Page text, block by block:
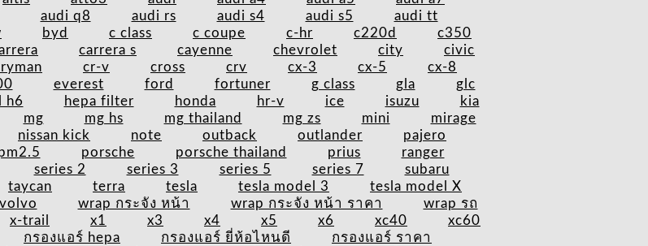
audi q8 audi rs audi s4 audi s5
audi tt
byd c class c coupe c-hr c220d
c350
carrera s cayenne chevrolet city
civic
cr-v cross crv cx-3 cx-5
cx-8
everest ford fortuner g class gla
glc
h6 hepa filter honda hr-v ice isuzu
kia
mg mg hs mg thailand mg zs mini
mirage
nissan kick note outback outlander
pajero
porsche porsche thailand prius
ranger
series 2 series 3 series 5 series 7
subaru
taycan terra tesla tesla model 3
tesla model X
volvo wrap กระจัง หน้า wrap กระจัง หน้า ราคา
wrap รถ
x-trail x1 x3 x4 x5 x6 xc40
xc60
กรองแอร์ hepa กรองแอร์ ยี่ห้อไหนดี
กรองแอร์ ราคา